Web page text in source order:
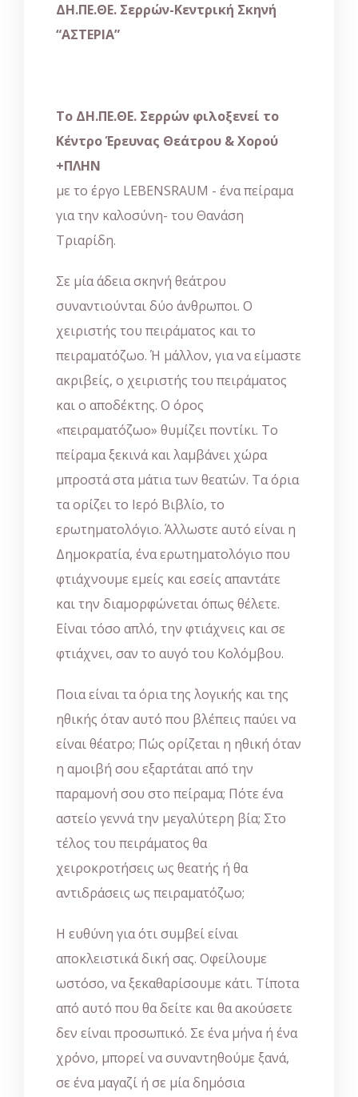
ΔΗ.ΠΕ.ΘΕ. Σερρών-Κεντρική Σκηνή
“ΑΣΤΕΡΙΑ”
Το ΔΗ.ΠΕ.ΘΕ. Σερρών φιλοξενεί το
Κέντρο Έρευνας Θεάτρου & Χορού
+ΠΛΗΝ
με το έργο LEBENSRAUM - ένα πείραμα
για την καλοσύνη- του Θανάση
Τριαρίδη.
Σε μία άδεια σκηνή θεάτρου
συναντιούνται δύο άνθρωποι. Ο
χειριστής του πειράματος και το
πειραματόζωο. Ή μάλλον, για να είμαστε
ακριβείς, ο χειριστής του πειράματος
και ο αποδέκτης. Ο όρος
«πειραματόζωο» θυμίζει ποντίκι. Το
πείραμα ξεκινά και λαμβάνει χώρα
μπροστά στα μάτια των θεατών. Τα όρια
τα ορίζει το Ιερό Βιβλίο, το
ερωτηματολόγιο. Άλλωστε αυτό είναι η
Δημοκρατία, ένα ερωτηματολόγιο που
φτιάχνουμε εμείς και εσείς απαντάτε
και την διαμορφώνεται όπως θέλετε.
Είναι τόσο απλό, την φτιάχνεις και σε
φτιάχνει, σαν το αυγό του Κολόμβου.
Ποια είναι τα όρια της λογικής και της
ηθικής όταν αυτό που βλέπεις παύει να
είναι θέατρο; Πώς ορίζεται η ηθική όταν
η αμοιβή σου εξαρτάται από την
παραμονή σου στο πείραμα; Πότε ένα
αστείο γεννά την μεγαλύτερη βία; Στο
τέλος του πειράματος θα
χειροκροτήσεις ως θεατής ή θα
αντιδράσεις ως πειραματόζωο;
Η ευθύνη για ότι συμβεί είναι
αποκλειστικά δική σας. Οφείλουμε
ωστόσο, να ξεκαθαρίσουμε κάτι. Τίποτα
από αυτό που θα δείτε και θα ακούσετε
δεν είναι προσωπικό. Σε ένα μήνα ή ένα
χρόνο, μπορεί να συναντηθούμε ξανά,
σε ένα μαγαζί ή σε μία δημόσια